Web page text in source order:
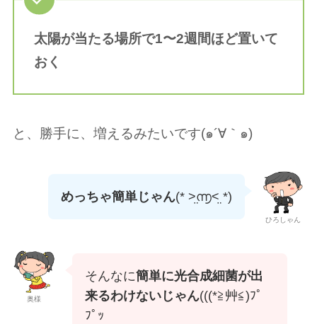
太陽が当たる場所で1〜2週間ほど置いて
おく
と、勝手に、増えるみたいです(๑´∀︎｀๑)
ひろしゃん
めっちゃ簡単じゃん(* ˃̤൬˂̤ *)
奥様
そんなに簡単に光合成細菌が出
来るわけないじゃん(((*≧︎艸≦︎)ﾌﾟ
ﾌﾟｯ